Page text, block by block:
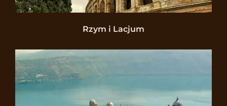
Rzym i Lacjum